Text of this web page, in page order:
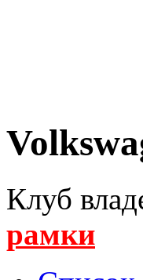
Клуб
рамки